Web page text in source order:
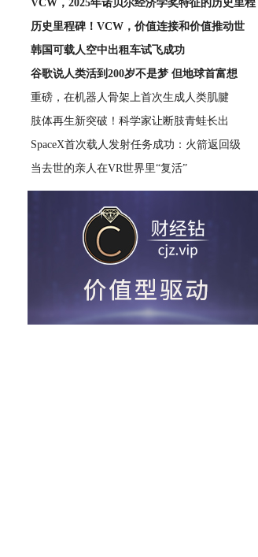
VCW，2025年诺贝尔经济学奖特征的历史里程
历史里程碑！VCW，价值连接和价值推动世
韩国可载人空中出租车试飞成功
谷歌说人类活到200岁不是梦 但地球首富想
重磅，在机器人骨架上首次生成人类肌腱
肢体再生新突破！科学家让断肢青蛙长出
SpaceX首次载人发射任务成功：火箭返回级
当去世的亲人在VR世界里“复活”